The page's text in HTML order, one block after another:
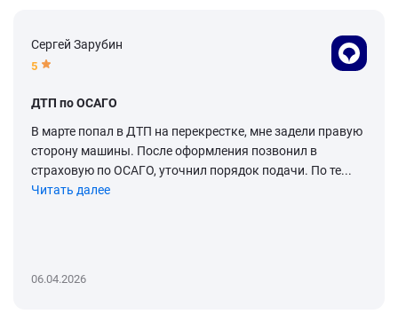
Сергей Зарубин
5
ДТП по ОСАГО
В марте попал в ДТП на перекрестке, мне задели правую
сторону машины. После оформления позвонил в
страховую по ОСАГО, уточнил порядок подачи. По те...
Читать далее
06.04.2026